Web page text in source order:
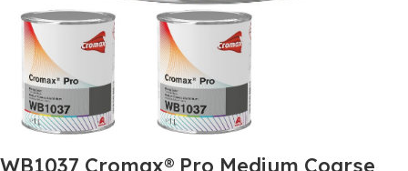
WB1037 Cromax® Pro Medium Coarse